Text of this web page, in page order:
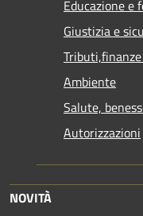
Educazione e
Giustizia e
Ambiente
Salute,
Autorizzazioni
NOVITÀ